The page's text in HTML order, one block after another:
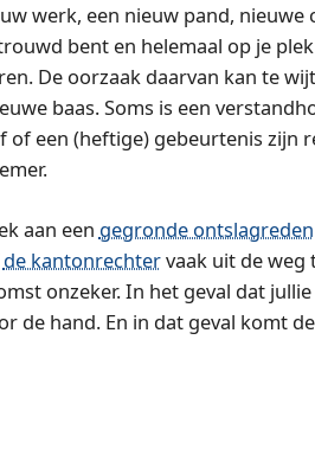
werk, een nieuw pand, nieuwe
bent en helemaal op je
De oorzaak daarvan kan te
baas. Soms is een
een (heftige) gebeurtenis zijn
aan een gegronde ontslagreden
de kantonrechtervaak uit de weg
onzeker. In het geval dat jullie
de hand. En in dat geval komt de